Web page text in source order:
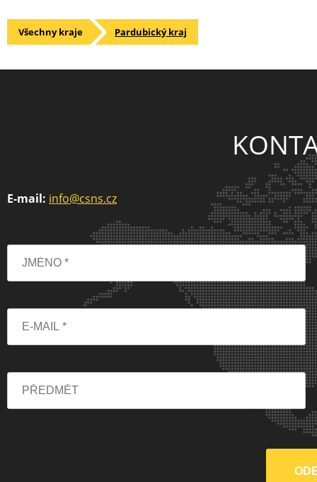
Všechny kraje Pardubický kraj
E-mail: info@csns.cz